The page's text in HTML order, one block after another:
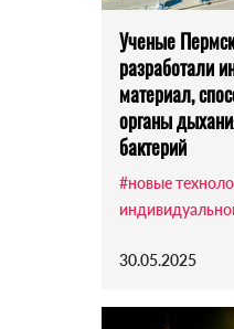
Ученые
разработали
материал,
органы
бактерий
#новые
30.05.2025